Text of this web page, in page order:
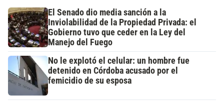
El Senado dio media sanción a la
Inviolabilidad de la Propiedad Privada: el
Gobierno tuvo que ceder en la Ley del
Manejo del Fuego
No le explotó el celular: un hombre fue
detenido en Córdoba acusado por el
femicidio de su esposa